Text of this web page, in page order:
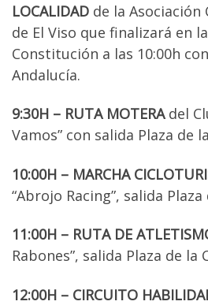
LOCALIDAD de la
de El Viso que finalizará en
Constitución a las 10:00h
Andalucía.
9:30H – RUTA MOTERAdel
Vamos” con salida Plaza de
10:00H – MARCHA
“Abrojo Racing”, salida
11:00H – RUTA DE
Rabones”, salida Plaza de la
12:00H – CIRCUITO